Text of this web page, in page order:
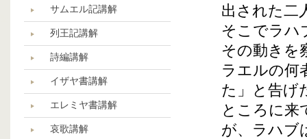
サムエル記講解
列王記講解
詩編講解
イザヤ書講解
エレミヤ書講解
哀歌講解
出された二
そこでラハ
その動きを
ラエルの何
た」と告げ
ところに来
が、ラハブ